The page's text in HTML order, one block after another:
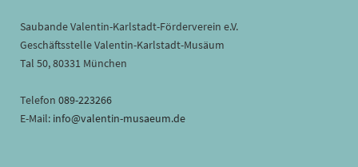
Saubande Valentin-Karlstadt-Förderverein e.V.
Geschäftsstelle Valentin-Karlstadt-Musäum
Tal 50, 80331 München
Telefon 089-223266
E-Mail: info@valentin-musaeum.de